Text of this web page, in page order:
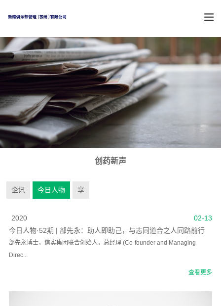
创药新声
企讯 今日人物 享
02-13
2020
今日人物·52期 | 部先永：助人即助己，与志同道合之人同路前行
部先永博士，信实集团联合创始人，总经理 (Co-founder and Managing
Direc...
查看更多